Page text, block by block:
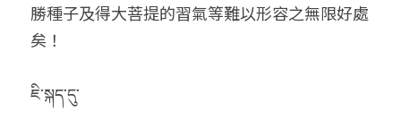
勝種子及得大菩提的習氣等難以形容之無限好處
矣！
ཇི་སྐད་དུ་